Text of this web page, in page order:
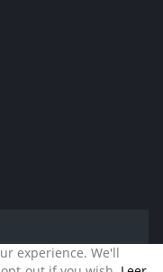
experience. We'll